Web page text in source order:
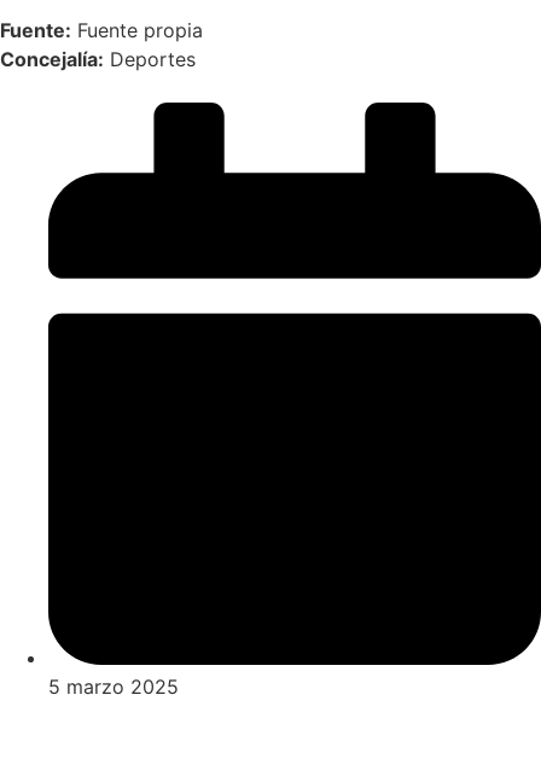
Fuente: Fuente propia
Concejalía: Deportes
5 marzo 2025